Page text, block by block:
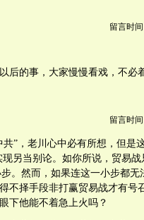
留言时间
后的事，大家慢慢看戏，不必
留言时间
”，老川心中必有所想，但是
现另当别论。如你所说，贸易
步。然而，如果连这一小步都
不择手段非打赢贸易战才有号
下他能不着急上火吗？